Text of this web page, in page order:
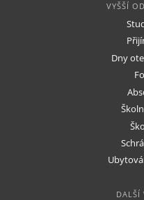
VYŠŠÍ
Dny
DALŠÍ